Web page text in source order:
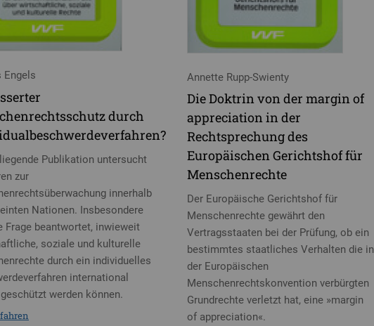
Engels
durch
Publikation untersucht
zur
innerhalb
Nationen. Insbesondere
Frage beantwortet, inwieweit
soziale und kulturelle
durch ein individuelles
international
werden können.
Annette Rupp-Swienty
Die Doktrin von der margin of
appreciation in der
Rechtsprechung des
Europäischen Gerichtshof für
Menschenrechte
Der Europäische Gerichtshof für
Menschenrechte gewährt den
Vertragsstaaten bei der Prüfung, ob ein
bestimmtes staatliches Verhalten die in
der Europäischen
Menschenrechtskonvention verbürgten
Grundrechte verletzt hat, eine »margin
of appreciation«.